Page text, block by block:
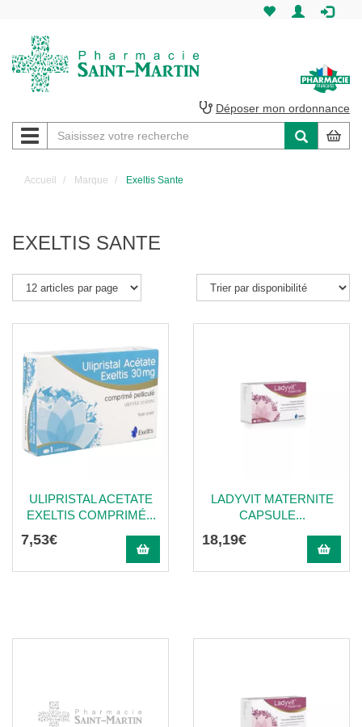
Martin
Pharmacie
Déposer mon ordonnance
Navigation
Accueil Marque Exeltis Sante
EXELTIS SANTE
ULIPRISTAL ACETATE
EXELTIS COMPRIMÉ...
7,53€
LADYVIT MATERNITE
CAPSULE...
18,19€